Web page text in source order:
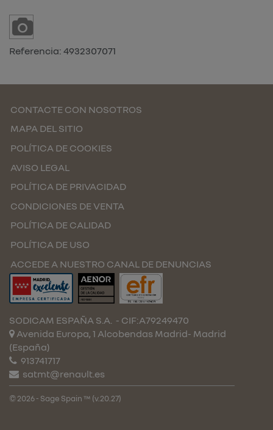
Referencia: 4932307071
CONTACTE CON NOSOTROS
MAPA DEL SITIO
POLÍTICA DE COOKIES
AVISO LEGAL
POLÍTICA DE PRIVACIDAD
CONDICIONES DE VENTA
POLÍTICA DE CALIDAD
POLÍTICA DE USO
ACCEDE A NUESTRO CANAL DE DENUNCIAS
SODICAM ESPAÑA S.A. - CIF:A79249470
Avenida Europa, 1 Alcobendas Madrid- Madrid
(España)
913741717
satmt@renault.es
© 2026 - Sage Spain ™ (v.20.27)